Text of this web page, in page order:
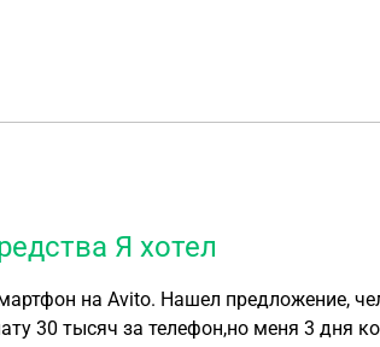
Я хотел
30 тысяч за телефон,но меня 3 дня